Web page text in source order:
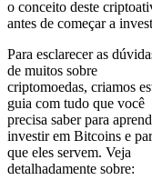
o conceito deste
antes de começar a
Para esclarecer as
de muitos sobre
criptomoedas, criamos
guia com tudo que você
precisa saber para
investir em Bitcoins e
que eles servem. Veja
detalhadamente sobre: